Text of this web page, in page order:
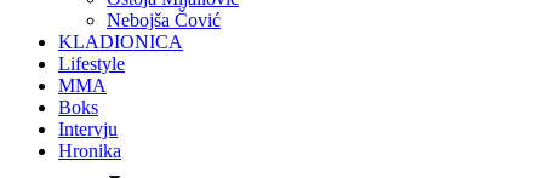
Nebojša Čović
KLADIONICA
Lifestyle
MMA
Boks
Intervju
Hronika